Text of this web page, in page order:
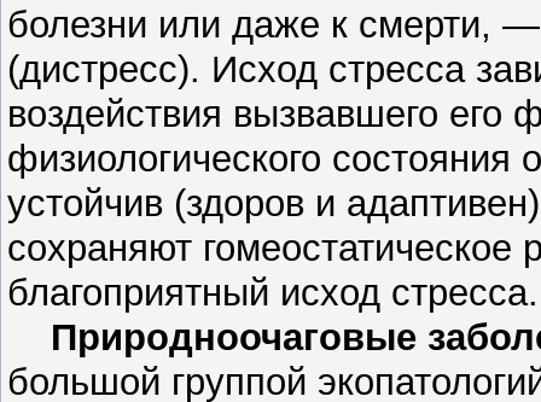
болезни или даже к смерти,
(дистресс). Исход стресса
воздействия вызвавшего его
физиологического
устойчив (здоров и
сохраняют
благоприятный исход стресса.
Природноочаговые
большой группой